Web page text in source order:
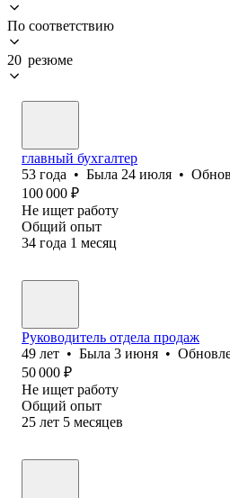
По соответствию
20 резюме
главный бухгалтер
53 года • Была 24 июля •
100 000 ₽
Не ищет работу
Общий опыт
34 года 1 месяц
Руководитель отдела продаж
49 лет • Была 3 июня •
50 000 ₽
Не ищет работу
Общий опыт
25 лет 5 месяцев